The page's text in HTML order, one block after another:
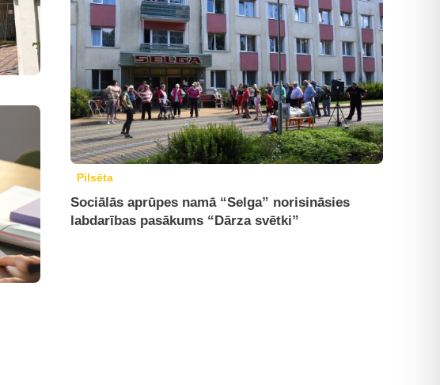
Pilsēta
Sociālās aprūpes namā “Selga” norisināsies
labdarības pasākums “Dārza svētki”